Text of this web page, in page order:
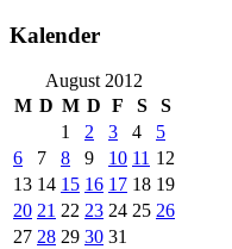
Kalender
August 2012
M D M D F S
S
1
2 3 4
5
6
7 8 9 10 11 12
13 14 15 16 17 18 19
20 21 22 23 24 25 26
27 28 29 30 31